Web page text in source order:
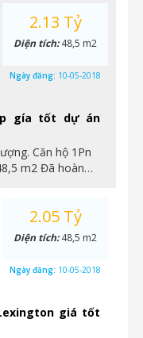
gía tốt dự án
Căn hộ 1Pn
m2 Đã hoàn…
2.13 Tỷ
Diện tích:48,5 m2
Ngày đăng: 10-05-2018
giá tốt
2.05 Tỷ
Diện tích:48,5 m2
Ngày đăng: 10-05-2018